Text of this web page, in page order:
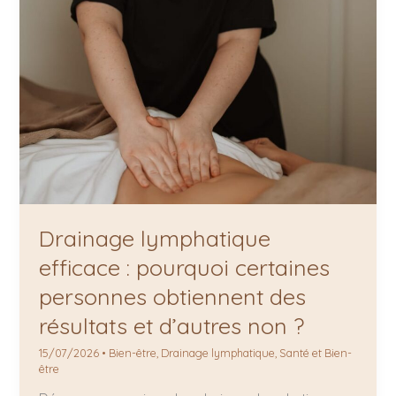
Drainage lymphatique
efficace : pourquoi certaines
personnes obtiennent des
résultats et d’autres non ?
15/07/2026 • Bien-être, Drainage lymphatique, Santé et Bien-
être